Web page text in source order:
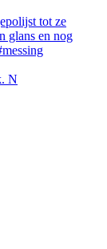
N